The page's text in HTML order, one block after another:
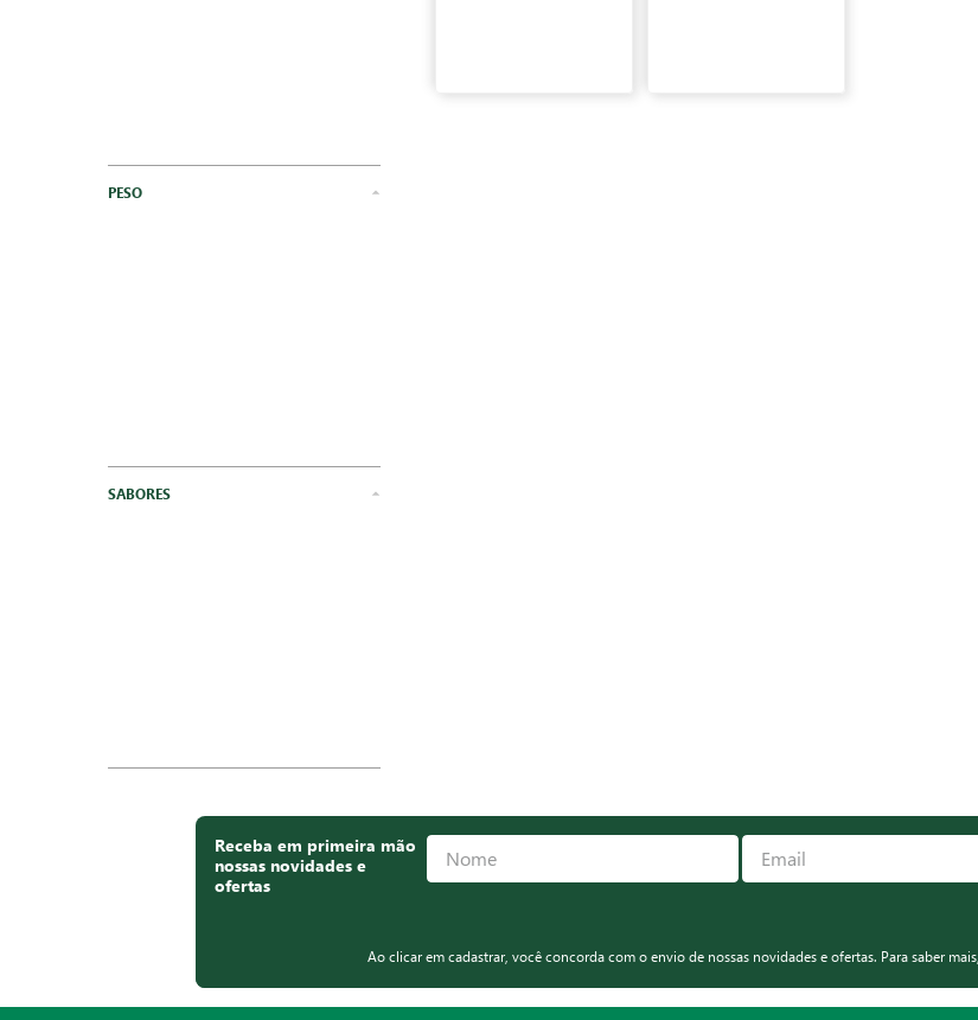
PESO
SABORES
Receba em primeira mão
nossas novidades e
ofertas
Ao clicar em cadastrar, você concorda com o envio de nossas novidades e ofertas. Para saber mais,